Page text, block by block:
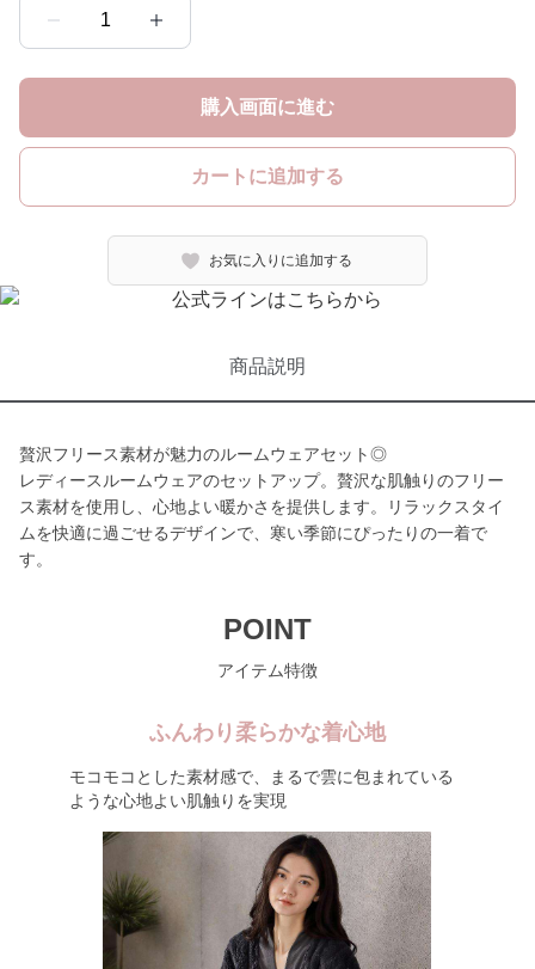
1
購入画面に進む
カートに追加する
お気に入りに追加する
商品説明
贅沢フリース素材が魅力のルームウェアセット◎
レディースルームウェアのセットアップ。贅沢な肌触りのフリー
ス素材を使用し、心地よい暖かさを提供します。リラックスタイ
ムを快適に過ごせるデザインで、寒い季節にぴったりの一着で
す。
POINT
アイテム特徴
ふんわり柔らかな着心地
モコモコとした素材感で、まるで雲に包まれている
ような心地よい肌触りを実現